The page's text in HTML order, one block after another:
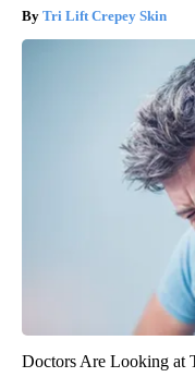
Tri Lift Crepey Skin
Doctors Are Looking at